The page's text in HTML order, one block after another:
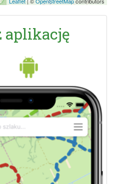
aplikację